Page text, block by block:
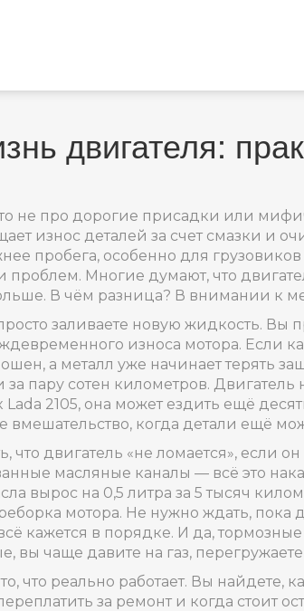
двигателя:
не про дорогие присадки или
износ деталей за счет смазки и
пробега, особенно для
Многие думают, что
В чём разница? В внимании к
заливаете новую жидкость. Вы
износа мотора. Если
а металл уже начинает терять
пару сотен километров. Двигатель
2105, она может ездить ещё
вмешательство, когда детали ещё
двигатель «не ломается», если
масляные каналы — всё это
вырос на 0,5 литра за 5 тысяч
мотора. Не нужно ждать, пока
кажется в порядке. И да,
вы чаще давите на газ,
что реально работает. Вы найдете,
за ремонт и когда стоит